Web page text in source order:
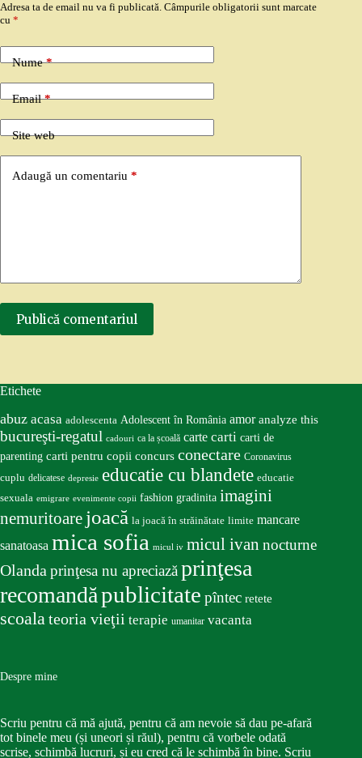
Adresa ta de email nu va fi publicată. Câmpurile obligatorii sunt marcate
cu *
Nume*
Email*
Site web
Adaugă un comentariu *
Publică comentariul
Etichete
abuz acasa adolescenta Adolescent în România amor analyze this
bucureşti-regatul cadouri ca la școală carte carti carti de
parenting carti pentru copii concurs conectare Coronavirus
cuplu delicatese depresie educatie cu blandete educatie
sexuala emigrare evenimente copii fashion gradinita imagini
nemuritoare joacă la joacă în străinătate limite mancare
sanatoasa mica sofia micul iv micul ivan nocturne
Olandaprinţesa nu apreciazăprinţesa
recomandăpublicitate pîntec retete
scoalateoria vieţii terapie umanitar vacanta
Despre mine
Scriu pentru că mă ajută, pentru că am nevoie să dau pe-afară
tot binele meu (și uneori și răul), pentru că vorbele odată
scrise, schimbă lucruri, și eu cred că le schimbă în bine. Scriu